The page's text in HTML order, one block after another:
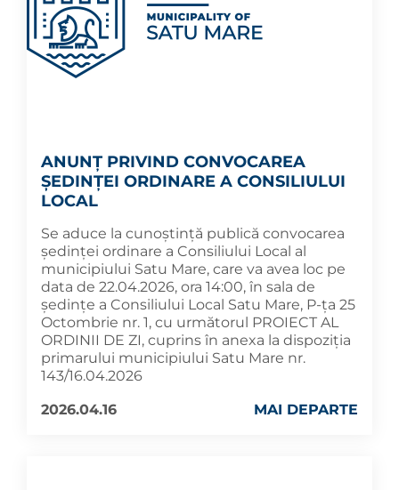
ANUNȚ PRIVIND CONVOCAREA
ȘEDINȚEI ORDINARE A CONSILIULUI
LOCAL
Se aduce la cunoștință publică convocarea
ședinței ordinare a Consiliului Local al
municipiului Satu Mare, care va avea loc pe
data de 22.04.2026, ora 14:00, în sala de
ședințe a Consiliului Local Satu Mare, P-ța 25
Octombrie nr. 1, cu următorul PROIECT AL
ORDINII DE ZI, cuprins în anexa la dispoziția
primarului municipiului Satu Mare nr.
143/16.04.2026
2026.04.16
MAI DEPARTE